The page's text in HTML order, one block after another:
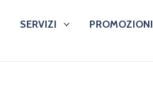
SERVIZI
PROMOZIONI